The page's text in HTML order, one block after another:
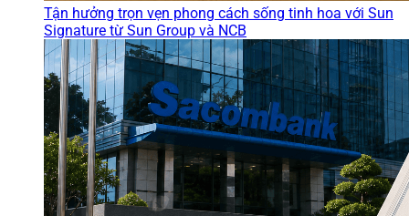
Tận hưởng trọn vẹn phong cách sống tinh hoa với Sun
Signature từ Sun Group và NCB